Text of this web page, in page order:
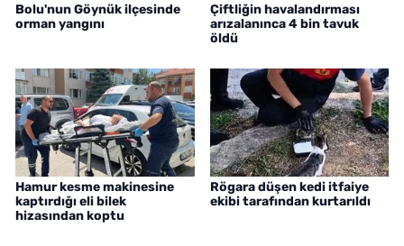
Bolu'nun Göynük ilçesinde
orman yangını
Çiftliğin havalandırması
arızalanınca 4 bin tavuk
öldü
Hamur kesme makinesine
kaptırdığı eli bilek
hizasından koptu
Rögara düşen kedi itfaiye
ekibi tarafından kurtarıldı